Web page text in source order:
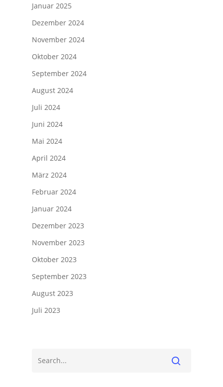
Januar 2025
Dezember 2024
November 2024
Oktober 2024
September 2024
August 2024
Juli 2024
Juni 2024
Mai 2024
April 2024
März 2024
Februar 2024
Januar 2024
Dezember 2023
November 2023
Oktober 2023
September 2023
August 2023
Juli 2023